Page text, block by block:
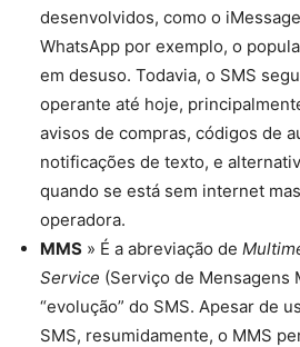
desenvolvidos, como o
WhatsApp por exemplo, o
em desuso. Todavia, o SMS
operante até hoje,
avisos de compras, códigos de
notificações de texto, e
quando se está sem internet
operadora.
MMS » É a abreviação de
Service (Serviço de Mensagens
“evolução” do SMS. Apesar de
SMS, resumidamente, o MMS